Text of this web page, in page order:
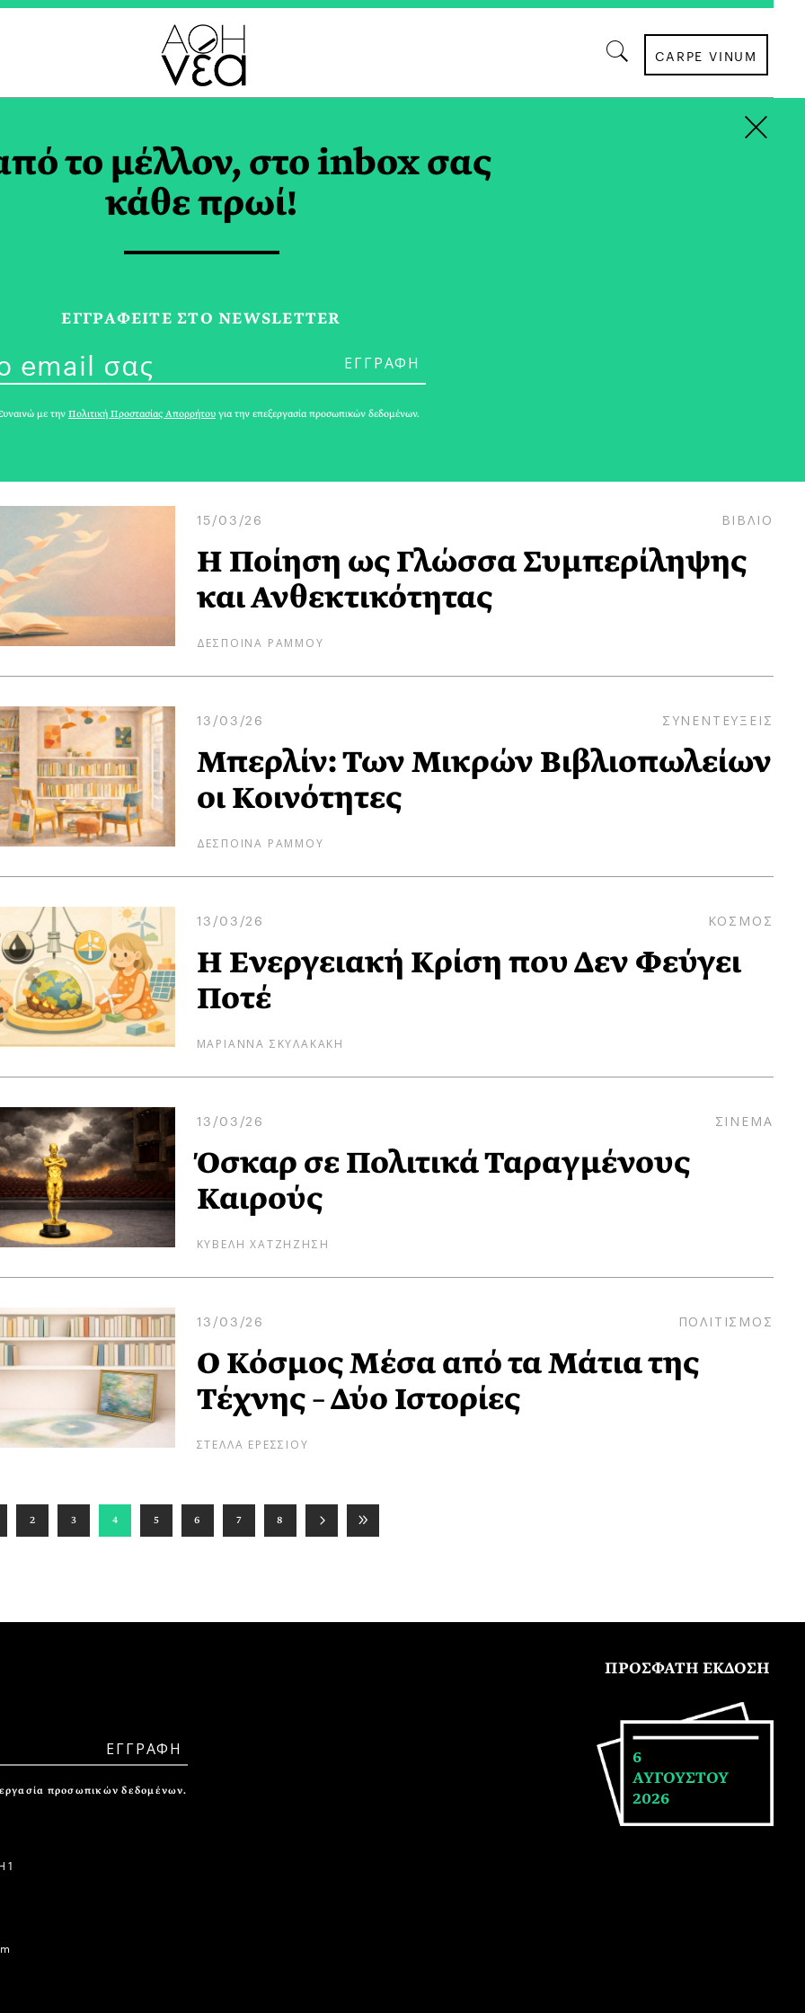
CARPE VINUM
2026
Ο Κόσμος Αλλάζει, τι Διαβάζουμε; Οι
Προτάσεις του Στάθη Καλύβα στο Big
Zag
15/03/26 ΒΙΒΛΙΟ
Η Ποίηση ως Γλώσσα Συμπερίληψης
και Ανθεκτικότητας
ΔΕΣΠΟΙΝΑ ΡΑΜΜΟΥ
13/03/26 ΣΥΝΕΝΤΕΥΞΕΙΣ
Μπερλίν: Των Μικρών Βιβλιοπωλείων
οι Κοινότητες
ΔΕΣΠΟΙΝΑ ΡΑΜΜΟΥ
13/03/26 ΚΟΣΜΟΣ
Η Ενεργειακή Κρίση που Δεν Φεύγει
Ποτέ
ΜΑΡΙΑΝΝΑ ΣΚΥΛΑΚΑΚΗ
13/03/26 ΣΙΝΕΜΑ
Όσκαρ σε Πολιτικά Ταραγμένους
Καιρούς
ΚΥΒΕΛΗ ΧΑΤΖΗΖΗΣΗ
13/03/26 ΠΟΛΙΤΙΣΜΟΣ
Ο Κόσμος Μέσα από τα Μάτια της
Τέχνης – Δύο Ιστορίες
ΣΤΕΛΛΑ ΕΡΕΣΣΙΟΥ
2 3 4 5 6 7 8
προσωπικών δεδομένων.
1
ΠΡΟΣΦΑΤΗ ΕΚΔΟΣΗ
6
ΑΥΓΟΥΣΤΟΥ
2026
το μέλλον, στο inbox σας
κάθε πρωί!
ΕΓΓPΑΦΕΙΤΕ ΣΤΟ NEWSLETTER
με την Πολιτική Προστασίας Απορρήτου για την επεξεργασία προσωπικών δεδομένων.
×